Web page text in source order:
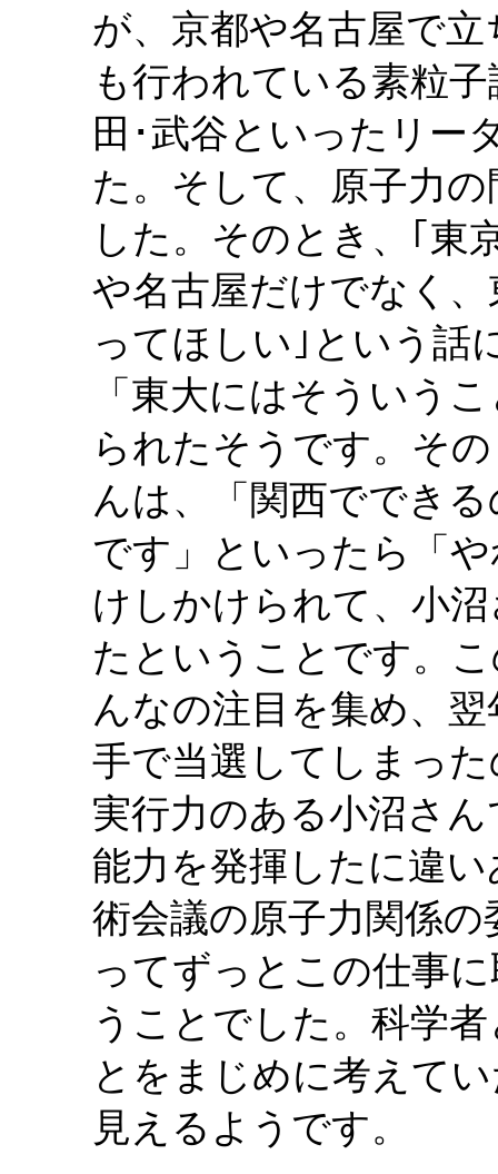
が、京都や名古屋で
も行われている素粒
田･武谷といったリー
た。そして、原子力
した。そのとき、｢東
や名古屋だけでなく
ってほしい｣という話
「東大にはそういう
られたそうです。そ
んは、「関西ででき
です」といったら「
けしかけられて、小
たということです。
んなの注目を集め、
手で当選してしまっ
実行力のある小沼さ
能力を発揮したに違
術会議の原子力関係
ってずっとこの仕事
うことでした。科学
とをまじめに考えて
見えるようです。